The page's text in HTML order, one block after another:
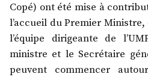
Copé) ont été mise à
l’accueil du Premier
l’équipe dirigeante de
ministre et le Secrétaire
peuvent commencer